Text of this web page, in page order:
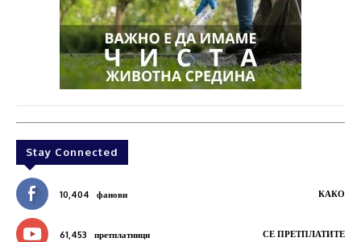
Stay Connected
10,404 фанови КАКО
61,453 претплатници СЕ ПРЕТПЛАТИТЕ